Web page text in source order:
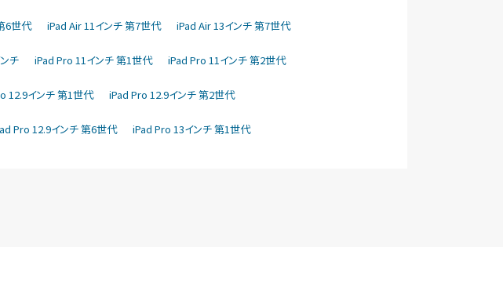
6世代 iPad Air 11インチ 第7世代 iPad Air 13インチ 第7世代
チ iPad Pro 11インチ 第1世代 iPad Pro 11インチ 第2世代
12.9インチ 第1世代 iPad Pro 12.9インチ 第2世代
Pro 12.9インチ 第6世代 iPad Pro 13インチ 第1世代